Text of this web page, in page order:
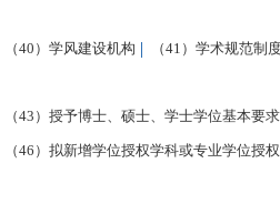
（40）学风建设机构 （41）学术规范制
（43）授予博士、硕士、学士学位基本要求
（46）拟新增学位授权学科或专业学位授